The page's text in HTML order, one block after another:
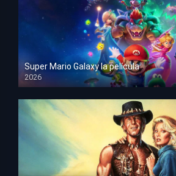
Super Mario Galaxy la película
2026
HD 1080p